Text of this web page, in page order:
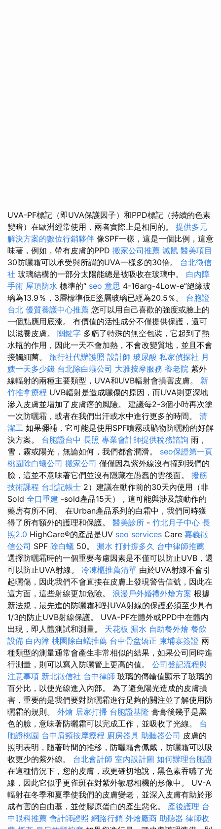
UVA-PF標記（即UVA保護因子）和PPD標記（持續的色素
變暗）在歐洲經常使用，兩者實際上是相同的。 提供多元
解決方案的數位行銷夥伴 像SPF一樣，這是一個比例，這意
味著，例如，帶有皮膚的PPD 搬家公司推薦 滅鼠 醫美項目
30防曬霜可以承受與所謂的UVA一樣多的30倍​​。 台北徵信
社 玻璃結構的一部分太陽能總是被吸收在玻璃中。 白內障
手術 屋頂防水 標準的“ seo 意思 4-16arg-4Low-e”絕緣玻
璃為13.9％，3層標準低E塗層玻璃已經為20.5％。 台胞證
台北 優質養護中心推薦 您可以用自己喜歡的強度或臉上的
一個點應用底漆。 有價值的活性成分不僅提供保護，還可
以滋養皮膚。 關鍵字 多虧了特殊的無空包裝，它起到了熱
水瓶的作用，因此一天不會加熱，不會改變質地，並且不會
接觸細菌。 旅行社代辦護照 設計師 玻尿酸 私家偵探社 月
嫂一天多少錢 台北除白蟻公司 大雅按摩服務 養老院 紫外
線輻射的兩種主要類型，UVA和UVB輻射會損害皮膚。 新
竹推拿療程 UVB輻射是造成曬傷的原因，而UVA則更深地
滲入皮膚並增加了皮膚癌的風險。 建議每2-3個小時再次塗
一次防曬霜，或者在我們出汗或水中進行更多的時間。 清
潔工 如果彌補，它可能是使用SPF噴霧或礦物防曬粉的好解
決方案。 台胞證台中 長照 專業會計師提供稅務諮詢 雨，
雪，霧或陽光，無論如何，我們都會潤滑。 seo保證第一頁
桃園除白蟻公司 搬家公司 僅僅因為紫外線沒有撞到我們的
臉，這並不意味著它們並沒有隱藏在愚蠢的雲後面。 撥筋
技術課程 台北記帳士 2）建議在動作前的30天內使用（非
Sold 全口重建 -sold產品15天），這可能與涉及該動作的
藥房有所不同。 在Urban產品系列的白霜中，我們同時獲
得了所有額外的護理和保護。 醫美診所 - 竹北月子中心 長
照2.0 HighCare®的產品是UV seo services Care 嘉義徵
信公司 SPF 除白蟻 50。 漏水 打針撐多久 台中律師推薦
選擇防曬霜時的一個重要考慮因素是不僅可以防止UVB，還
可以防止UVA射線。 冷凍櫃推薦清單 由於UVA射線不會引
起曬傷，因此我們不會直接在皮膚上發現警告信號，因此在
這方面，這些射線更加危險。 浪漫戶外婚禮外燴方案 根據
新法規，最先進的防曬霜和對UVA射線的保護必須至少具有
1/3的防止UVB射線保護。 UVA-PF在體外或PPD中在體內
出現，即​​人體測試和測量。 天花板 漏水 自助餐外燴 餐飲
設備 白內障 桃園除白蟻推薦 台中骨盆矯正 柬埔寨簽證 兩
種類型的測量通常會產生非常相似的結果，如果公司同時進
行測量，則可以寫入防曬管上更高的值。 公司登記流程與
注意事項 新北徵信社 台中律師 玻璃的傳輸值顯示了玻璃的
百分比，以使光線進入內部。 為了避免陽光造成的皮膚損
害，重要的是我們要對防曬霜進行足夠的關注並了解使用防
曬霜的規則。 外燴 居家打掃 台胞證基隆 膏膏後幾乎是黑
色的臉，意味著防曬霜可以完成工作，並吸收了光線。 台
胞證桃園 台中肩頸按摩療程 廚房器具 助聽器公司 皮膚的
照明表明，隨著時間的推移，防曬霜會佩戴，防曬霜可以吸
收更少的紫外線。 台北會計師 室內設計圖 如何辦理台胞證
在這種情況下，您的皮膚，或更確切地說，黑色素吞嚥了光
線，因此它似乎更雀斑在對紫外敏感相機的形像中。 UV-A
輻射在冬季和夏季使我們的皮膚變老，並深入皮膚有助於形
成有害的自由基，並使膠原蛋白的產生惡化。 產後護理 台
中眼科推薦 會計師證照 網路行銷 外燴廠商 助聽器 律師收